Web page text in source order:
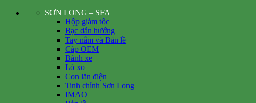
SƠN LONG – SFA
Hộp giảm tốc
Bạc dẫn hướng
Tay nắm và Bản lề
Cáp OEM
Bánh xe
Lò xo
Con lăn điện
Tinh chỉnh Sơn Long
IMAO